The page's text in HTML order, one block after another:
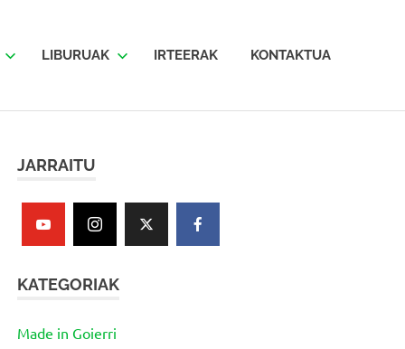
LIBURUAK IRTEERAK KONTAKTUA
JARRAITU
KATEGORIAK
Made in Goierri